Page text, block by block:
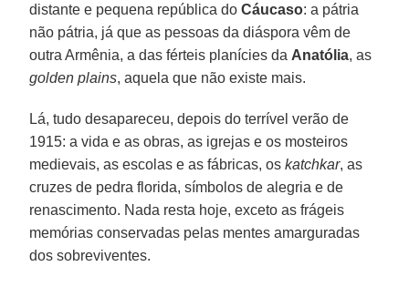
distante e pequena república doCáucaso: a pátria
não pátria, já que as pessoas da diáspora vêm de
outra Armênia, a das férteis planícies da Anatólia, as
golden plains, aquela que não existe mais.
Lá, tudo desapareceu, depois do terrível verão de
1915: a vida e as obras, as igrejas e os mosteiros
medievais, as escolas e as fábricas, oskatchkar, as
cruzes de pedra florida, símbolos de alegria e de
renascimento. Nada resta hoje, exceto as frágeis
memórias conservadas pelas mentes amarguradas
dos sobreviventes.